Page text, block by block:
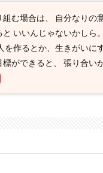
組む場合は、 自分なりの
と いいんじゃないかしら
を作るとか、生きがいに
ができると、 張り合い